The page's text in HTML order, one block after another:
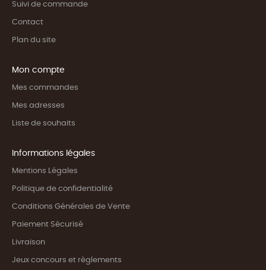
Suivi de commande
Contact
Plan du site
Mon compte
Mes commandes
Mes adresses
Liste de souhaits
Informations légales
Mentions Légales
Politique de confidentialité
Conditions Générales de Vente
Paiement Sécurisé
Livraison
Jeux concours et règlements